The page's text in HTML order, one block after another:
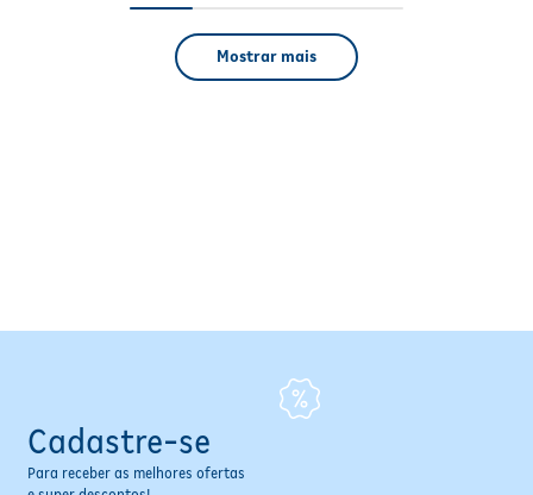
Mostrar mais
Cadastre-se
Para receber as melhores ofertas